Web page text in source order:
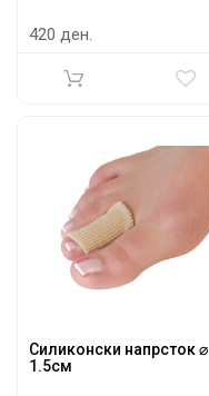
420 ден.
Силиконски напрсток ⌀
1.5см